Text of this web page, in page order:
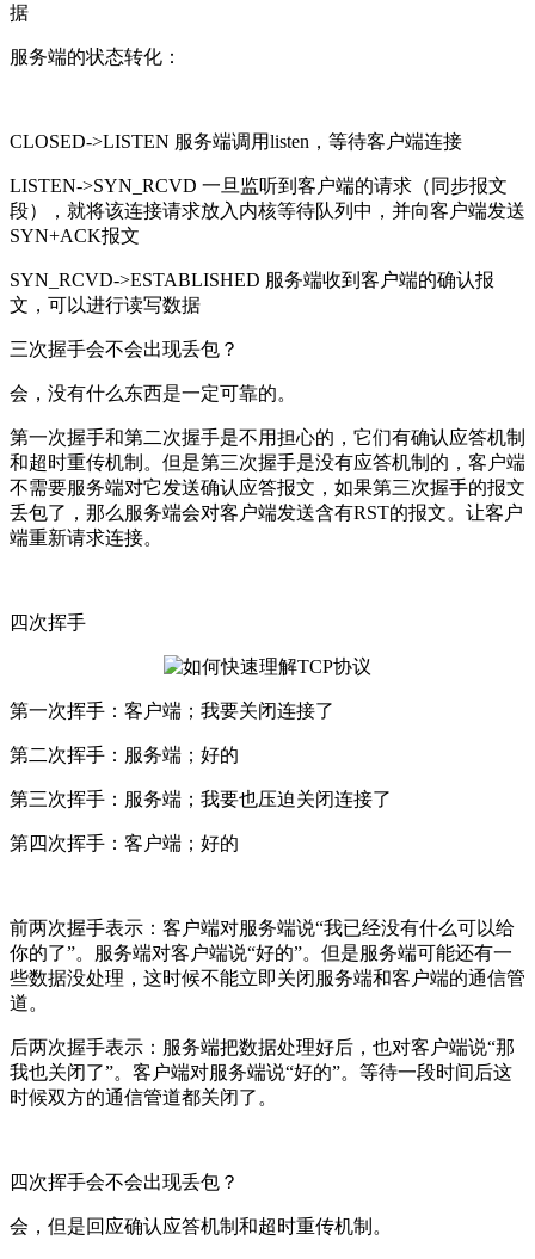
据
服务端的状态转化：
CLOSED->LISTEN 服务端调用listen，等待客户端连接
LISTEN->SYN_RCVD 一旦监听到客户端的请求（同步报文
段），就将该连接请求放入内核等待队列中，并向客户端发送
SYN+ACK报文
SYN_RCVD->ESTABLISHED 服务端收到客户端的确认报
文，可以进行读写数据
三次握手会不会出现丢包？
会，没有什么东西是一定可靠的。
第一次握手和第二次握手是不用担心的，它们有确认应答机制
和超时重传机制。但是第三次握手是没有应答机制的，客户端
不需要服务端对它发送确认应答报文，如果第三次握手的报文
丢包了，那么服务端会对客户端发送含有RST的报文。让客户
端重新请求连接。
四次挥手
第一次挥手：客户端；我要关闭连接了
第二次挥手：服务端；好的
第三次挥手：服务端；我要也压迫关闭连接了
第四次挥手：客户端；好的
前两次握手表示：客户端对服务端说“我已经没有什么可以给
你的了”。服务端对客户端说“好的”。但是服务端可能还有一
些数据没处理，这时候不能立即关闭服务端和客户端的通信管
道。
后两次握手表示：服务端把数据处理好后，也对客户端说“那
我也关闭了”。客户端对服务端说“好的”。等待一段时间后这
时候双方的通信管道都关闭了。
四次挥手会不会出现丢包？
会，但是回应确认应答机制和超时重传机制。